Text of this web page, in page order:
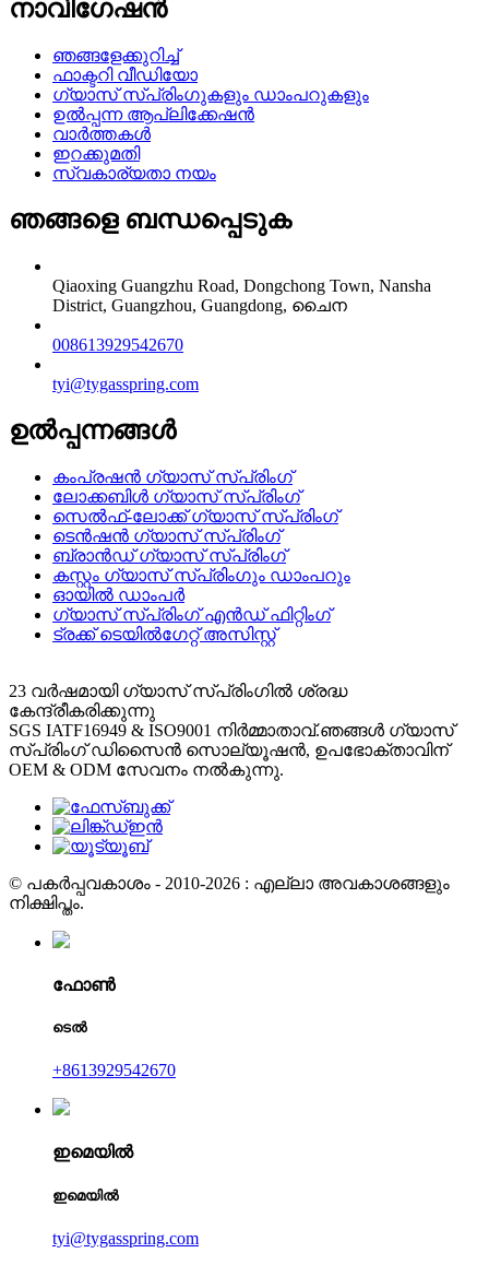
നാവിഗേഷൻ
ഞങ്ങളേക്കുറിച്ച്
ഫാക്ടറി വീഡിയോ
ഗ്യാസ് സ്പ്രിംഗുകളും ഡാംപറുകളും
ഉൽപ്പന്ന ആപ്ലിക്കേഷൻ
വാർത്തകൾ
ഇറക്കുമതി
സ്വകാര്യതാ നയം
ഞങ്ങളെ ബന്ധപ്പെടുക
Qiaoxing Guangzhu Road, Dongchong Town, Nansha
District, Guangzhou, Guangdong, ചൈന
008613929542670
tyi@tygasspring.com
ഉൽപ്പന്നങ്ങൾ
കംപ്രഷൻ ഗ്യാസ് സ്പ്രിംഗ്
ലോക്കബിൾ ഗ്യാസ് സ്പ്രിംഗ്
സെൽഫ്-ലോക്ക് ഗ്യാസ് സ്പ്രിംഗ്
ടെൻഷൻ ഗ്യാസ് സ്പ്രിംഗ്
ബ്രാൻഡ് ഗ്യാസ് സ്പ്രിംഗ്
കസ്റ്റം ഗ്യാസ് സ്പ്രിംഗും ഡാംപറും
ഓയിൽ ഡാംപർ
ഗ്യാസ് സ്പ്രിംഗ് എൻഡ് ഫിറ്റിംഗ്
ട്രക്ക് ടെയിൽഗേറ്റ് അസിസ്റ്റ്
23 വർഷമായി ഗ്യാസ് സ്പ്രിംഗിൽ ശ്രദ്ധ
കേന്ദ്രീകരിക്കുന്നു
SGS IATF16949 & ISO9001 നിർമ്മാതാവ്.ഞങ്ങൾ ഗ്യാസ്
സ്പ്രിംഗ് ഡിസൈൻ സൊല്യൂഷൻ, ഉപഭോക്താവിന്
OEM & ODM സേവനം നൽകുന്നു.
© പകർപ്പവകാശം - 2010-2026 : എല്ലാ അവകാശങ്ങളും
നിക്ഷിപ്തം.
ഫോൺ
ടെൽ
+8613929542670
ഇമെയിൽ
ഇമെയിൽ
tyi@tygasspring.com